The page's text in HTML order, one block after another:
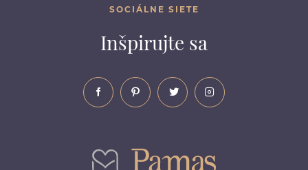
SOCIÁLNE SIETE
Inšpirujte sa